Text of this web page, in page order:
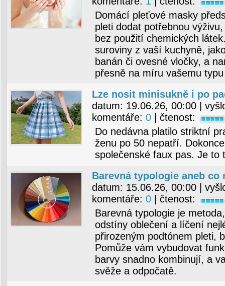
Domácí pleťové masky
pleti dodat potřebnou
bez použití chemických
suroviny z vaší kuchyně,
banán či ovesné vločky, a
přesně na míru vašemu
Lze nosit minisukně i po
datum: 19.06.26, 00:00 |
komentáře: 0 | čtenost:
Do nedávna platilo striktní
ženu po 50 nepatří.
společenské faux pas. Je to
Barevná typologie aneb co
datum: 15.06.26, 00:00 |
komentáře: 0 | čtenost:
Barevná typologie je
odstíny oblečení a líčení
přirozeným podtónem pleti,
Pomůže vám vybudovat
barvy snadno kombinují, a
svěže a odpočatě.